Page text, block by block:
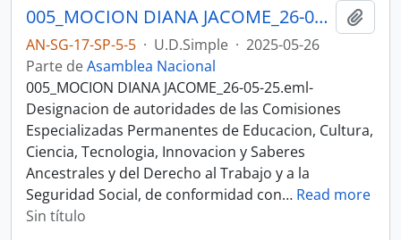
005_MOCION DIANA JACOME_26-05-25SESION DEL PLENO N 004 ASAMBLEA NACIONAL 2025-2027
AN-SG-17-SP-5-5 · U.D.Simple · 2025-05-26
Parte deAsamblea Nacional
005_MOCION DIANA JACOME_26-05-25.eml-
Designacion de autoridades de las Comisiones
Especializadas Permanentes de Educacion, Cultura,
Ciencia, Tecnologia, Innovacion y Saberes
Ancestrales y del Derecho al Trabajo y a la
Seguridad Social, de conformidad con… Read more
Sin título